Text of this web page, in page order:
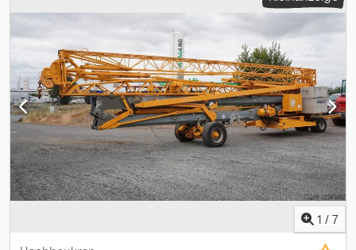
Zusatzballast B Beton a 1.550 kg 9 x Zusatzballast C Beton a 1.550
kg HETRONIC ? Funkfernsteuerung RX 30 HL NOVA L Baujahr
2023 bestehend aus: Sender, Empfänger, Ladegerät, 2 Akkus,
Anschlusskabel, Haltegurt
1 / 7